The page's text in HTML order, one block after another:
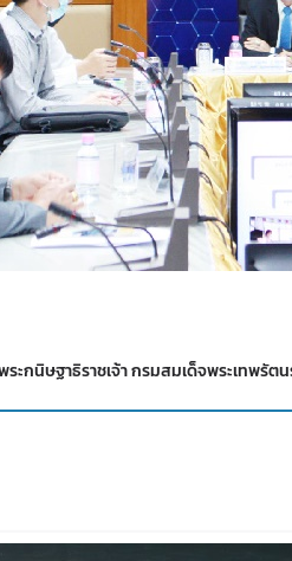
ะกนิษฐาธิราชเจ้า กรมสมเด็จพระเทพรั